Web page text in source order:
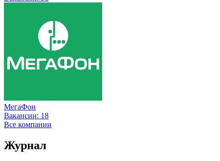
МегаФон
Вакансии: 18
Все компании
Журнал